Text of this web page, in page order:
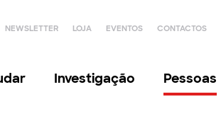
NEWSLETTER LOJA EVENTOS CONTACTOS
Investigação Pessoas